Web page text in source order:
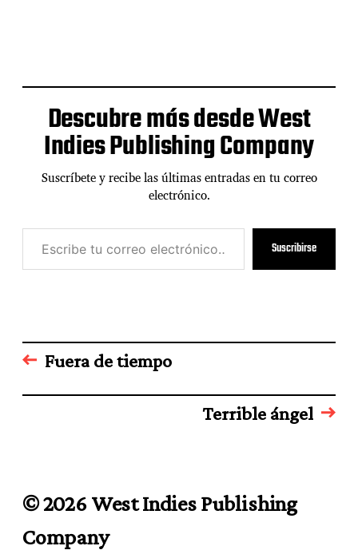
Descubre más desde West
Indies Publishing Company
Suscríbete y recibe las últimas entradas en tu correo
electrónico.
E
c
e
t
u
o
l
c
Suscribirse
Fuera de tiempo
Terrible ángel
© 2026 West Indies Publishing
Company